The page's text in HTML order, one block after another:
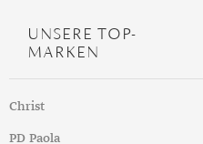
UNSERE TOP-
MARKEN
Christ
PD Paola